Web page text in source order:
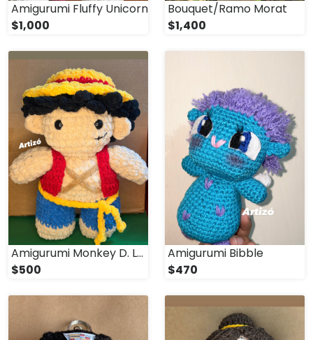
Amigurumi Fluffy Unicorn
$1,000
Bouquet/Ramo Morat
$1,400
Amigurumi Monkey D. Luffy /suavecito
$500
Amigurumi Bibble
$470